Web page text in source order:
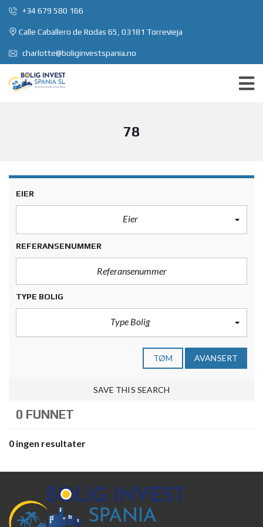
+34 679 580 166
Calle Caballero de Rodas 65, 03181 Torrevieja
charlotte@boliginvestspania.no
78
EIER
Eier
REFERANSENUMMER
TYPE BOLIG
Type Bolig
TØM AVANSERT
SAVE THIS SEARCH
0 FUNNET
0 ingen resultater